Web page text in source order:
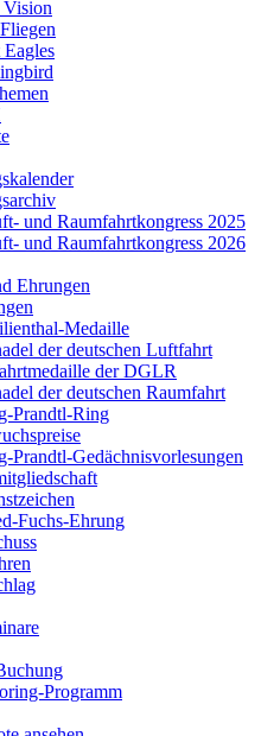
Vision
und Raumfahrtkongress 2025
und Raumfahrtkongress 2026
Ehrungen
Medaille
der deutschen Luftfahrt
der DGLR
der deutschen Raumfahrt
Prandtl-Ring
Prandtl-Gedächnisvorlesungen
Fuchs-Ehrung
Programm